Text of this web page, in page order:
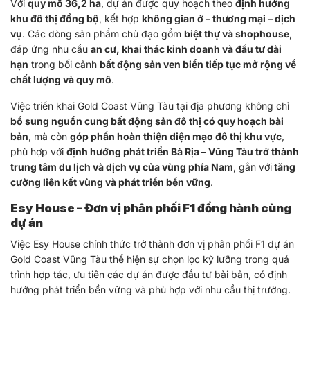
Với quy mô 36,2 ha, dự án được quy hoạch theo định hướng
khu đô thị đồng bộ, kết hợp không gian ở – thương mại – dịch
vụ. Các dòng sản phẩm chủ đạo gồm biệt thự và shophouse,
đáp ứng nhu cầu an cư, khai thác kinh doanh và đầu tư dài
hạn trong bối cảnh bất động sản ven biển tiếp tục mở rộng về
chất lượng và quy mô.
Việc triển khai Gold Coast Vũng Tàu tại địa phương không chỉ
bổ sung nguồn cung bất động sản đô thị có quy hoạch bài
bản, mà còn góp phần hoàn thiện diện mạo đô thị khu vực,
phù hợp với định hướng phát triển Bà Rịa – Vũng Tàu trở thành
trung tâm du lịch và dịch vụ của vùng phía Nam, gắn vớităng
cường liên kết vùng và phát triển bền vững.
Esy House – Đơn vị phân phối F1 đồng hành cùng
dự án
Việc Esy House chính thức trở thành đơn vị phân phối F1 dự án
Gold Coast Vũng Tàu thể hiện sự chọn lọc kỹ lưỡng trong quá
trình hợp tác, ưu tiên các dự án được đầu tư bài bản, có định
hướng phát triển bền vững và phù hợp với nhu cầu thị trường.